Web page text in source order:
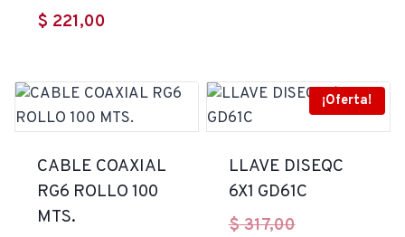
$ 221,00
CABLE COAXIAL
RG6 ROLLO 100
MTS.
¡Oferta!
LLAVE DISEQC
6X1 GD61C
$317,00El